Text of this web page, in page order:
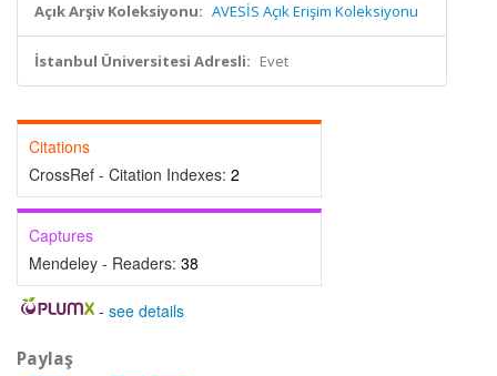
Açık Arşiv Koleksiyonu: AVESİS Açık Erişim Koleksiyonu
İstanbul Üniversitesi Adresli: Evet
Citations
CrossRef - Citation Indexes: 2
Captures
Mendeley - Readers: 38
- see details
Paylaş